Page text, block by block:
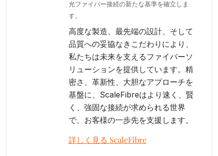
光ファイバー接続の新たな基準を確立しま
す。
高度な製造、最先端の設計、そして
品質への妥協なきこだわりにより、
私たちは未来を支えるファイバーソ
リューションを提供しています。精
密さ、革新性、大胆なアプローチを
基盤に、ScaleFibreはより速く、賢
く、強固な接続が求められる世界
で、お客様の一歩先を支援します。
詳しく見る ScaleFibre